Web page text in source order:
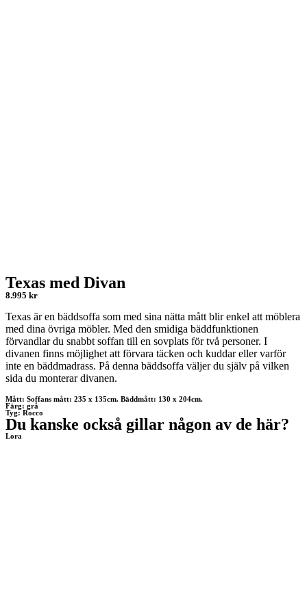
Texas med Divan
8.995 kr
Texas är en bäddsoffa som med sina nätta mått blir enkel att möblera
med dina övriga möbler. Med den smidiga bäddfunktionen
förvandlar du snabbt soffan till en sovplats för två personer. I
divanen finns möjlighet att förvara täcken och kuddar eller varför
inte en bäddmadrass. På denna bäddsoffa väljer du själv på vilken
sida du monterar divanen.
Mått: Soffans mått: 235 x 135cm. Bäddmått: 130 x 204cm.
Färg: grå
Tyg: Rocco
Du kanske också gillar någon av de här?
Lora